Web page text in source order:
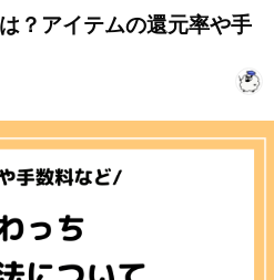
？アイテムの還元率や手